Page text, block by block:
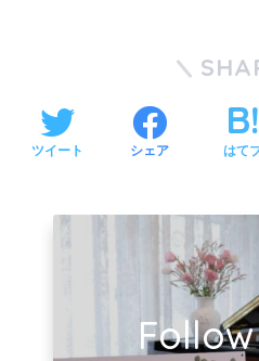
ツイート シェア はて